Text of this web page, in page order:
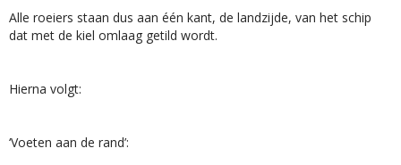
Alle roeiers staan dus aan één kant, de landzijde, van het schip
dat met de kiel omlaag getild wordt.
Hierna volgt:
‘Voeten aan de rand’: